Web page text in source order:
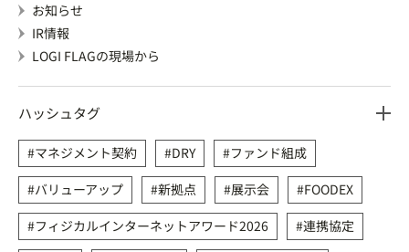
お知らせ
IR情報
LOGI FLAGの現場から
ハッシュタグ
マネジメント契約 DRY
ファンド組成
バリューアップ
新拠点 展示会
FOODEX
フィジカルインターネットアワード2026
連携協定